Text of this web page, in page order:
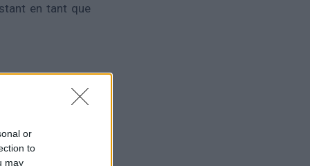
or
to
may
en tant que
long terme?
jeune, j’ai eu la
pour espérer